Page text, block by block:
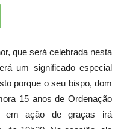
que será celebrada nesta
um significado especial
porque o seu bispo, dom
15 anos de Ordenação
em ação de graças irá